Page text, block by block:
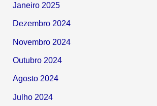
Janeiro 2025
Dezembro 2024
Novembro 2024
Outubro 2024
Agosto 2024
Julho 2024